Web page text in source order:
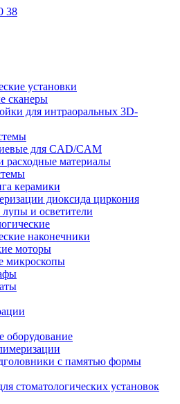
38
установки
сканеры
для интраоральных 3D-
для CAD/CAM
расходные материалы
керамики
диоксида циркония
и осветители
наконечники
моторы
микроскопы
оборудование
с памятью формы
стоматологических установок